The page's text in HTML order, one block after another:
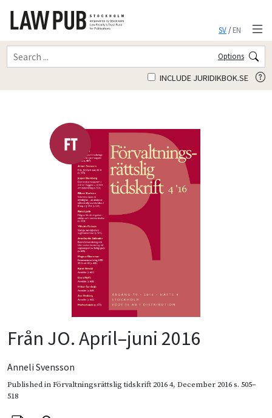
SV/EN
Options
INCLUDE JURIDIKBOK.SE
Från JO. April–juni 2016
Anneli Svensson
Published inFörvaltningsrättslig tidskrift 2016 4, December 2016s. 505–
518